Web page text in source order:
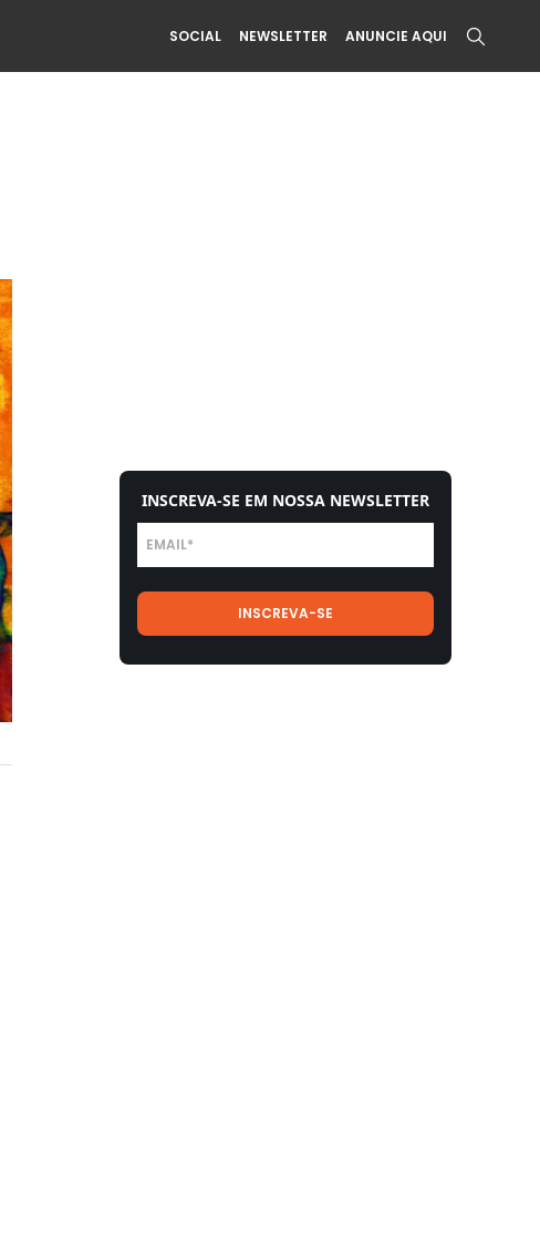
SOCIAL NEWSLETTER ANUNCIE AQUI
INSCREVA-SE EM NOSSA NEWSLETTER